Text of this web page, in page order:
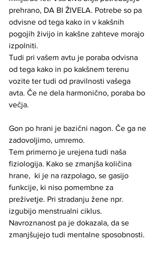
prehrano, DA BI ŽIVELA. Potrebe so pa
odvisne od tega kako in v kakšnih
pogojih živijo in kakšne zahteve morajo
izpolniti.
Tudi pri vašem avtu je poraba odvisna
od tega kako in po kakšnem terenu
vozite ter tudi od pravilnosti vašega
avta. Če ne dela harmonično, poraba bo
večja.
Gon po hrani je bazični nagon. Če ga ne
zadovoljimo, umremo.
Tem primerno je urejena tudi naša
fiziologija. Kako se zmanjša količina
hrane,  ki je na razpolago, se gasijo
funkcije, ki niso pomembne za
preživetje. Pri stradanju žene npr.
izgubijo menstrualni ciklus.
Navroznanost pa je dokazala, da se
zmanjšujejo tudi mentalne sposobnosti.